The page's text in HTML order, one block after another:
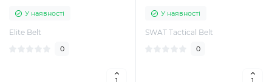
У наявності
Elite Belt
0
У наявності
SWAT Tactical Belt
0